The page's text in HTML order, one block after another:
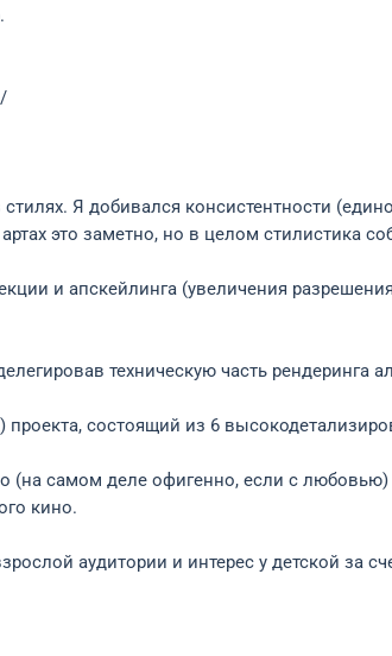
Я добивался консистентности
это заметно, но в целом стилистика
и апскейлинга (увеличения
техническую часть рендеринга
состоящий из 6
(на самом деле офигенно, если с
кино.
аудитории и интерес у детской за